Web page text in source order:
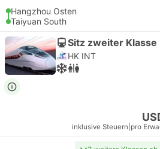
Hangzhou Osten
Taiyuan South
Sitz zweiter Klasse
HK INT
inklusive Steuern pro